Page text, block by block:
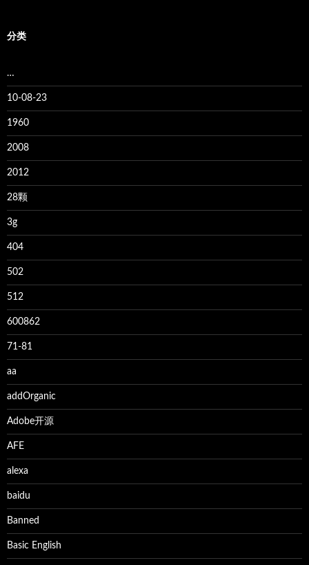
分类
…
10-08-23
1960
2008
2012
28颗
3g
404
502
512
600862
71-81
aa
addOrganic
Adobe开源
AFE
alexa
baidu
Banned
Basic English